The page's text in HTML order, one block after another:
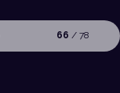
66 / 78